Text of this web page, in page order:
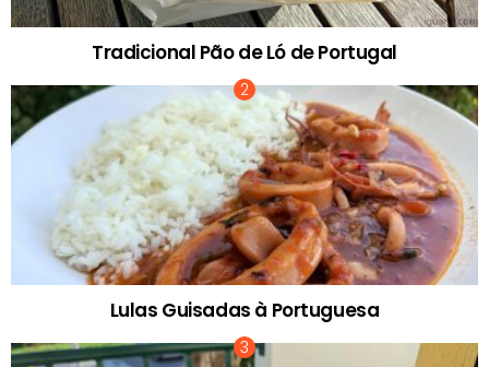
Tradicional Pão de Ló de Portugal
Lulas Guisadas à Portuguesa